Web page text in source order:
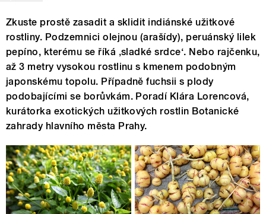
Zkuste prostě zasadit a sklidit indiánské užitkové
rostliny. Podzemnici olejnou (arašídy), peruánský lilek
pepíno, kterému se říká ‚sladké srdce‘. Nebo rajčenku,
až 3 metry vysokou rostlinu s kmenem podobným
japonskému topolu. Případně fuchsii s plody
podobajícími se borůvkám. Poradí Klára Lorencová,
kurátorka exotických užitkových rostlin Botanické
zahrady hlavního města Prahy.